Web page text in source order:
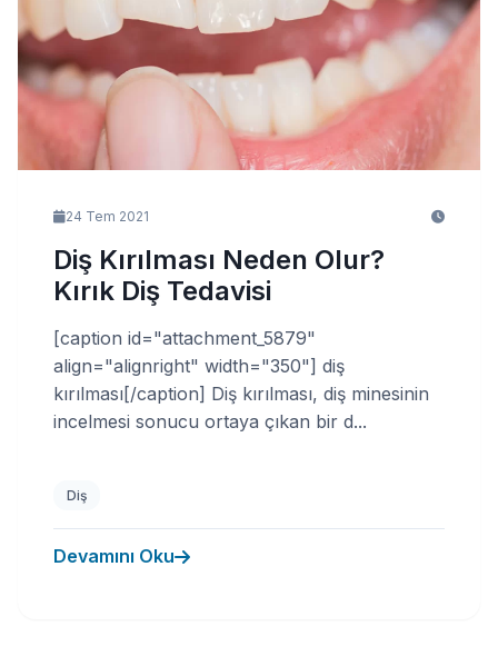
24 Tem 2021
Diş Kırılması Neden Olur?
Kırık Diş Tedavisi
[caption id="attachment_5879"
align="alignright" width="350"] diş
kırılması[/caption] Diş kırılması, diş minesinin
incelmesi sonucu ortaya çıkan bir d...
Diş
Devamını Oku